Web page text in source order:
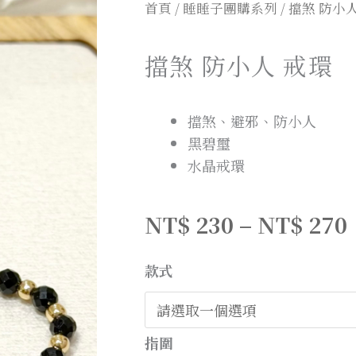
首頁 / 睡睡子團購系列 / 擋煞 防小
擋煞 防小人 戒環
擋煞、避邪、防小人
黑碧璽
水晶戒環
NT$ 230 – NT$ 270
款式
指圍